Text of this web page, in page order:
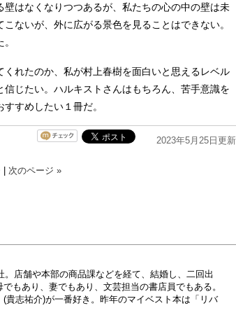
はなくなりつつあるが、私たちの心の中の壁は未
ないが、外に広がる景色を見ることはできない。
れたのか、私が村上春樹を面白いと思えるレベル
じたい。ハルキストさんはもちろん、苦手意識を
すめしたい１冊だ。
2023年5月25日更新
次のページ »
店舗や本部の商品課などを経て、結婚し、二回出
もあり、妻でもあり、文芸担当の書店員でもある。
貴志祐介)が一番好き。昨年のマイベスト本は「リバ